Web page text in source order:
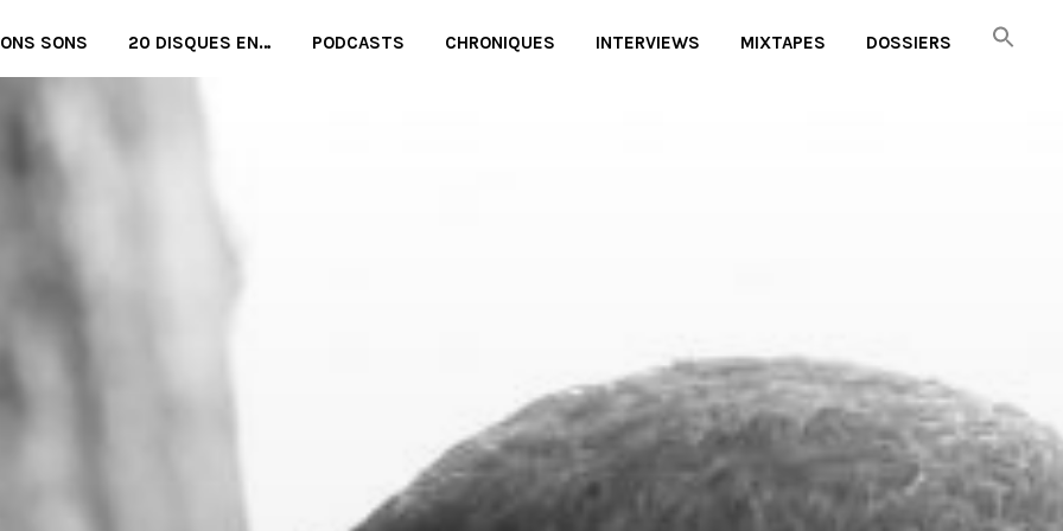
SONS 20 DISQUES EN… PODCASTS CHRONIQUES INTERVIEWS MIXTAPES DOSSIERS